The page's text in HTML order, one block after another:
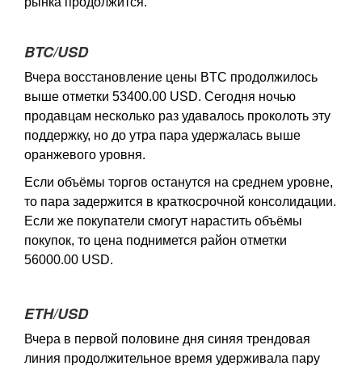
BTC/USD
Вчера восстановление цены BTC продолжилось
выше отметки 53400.00 USD. Сегодня ночью
продавцам несколько раз удавалось проколоть эту
поддержку, но до утра пара удержалась выше
оранжевого уровня.
Если объёмы торгов останутся на среднем уровне,
то пара задержится в краткосрочной консолидации.
Если же покупатели смогут нарастить объёмы
покупок, то цена поднимется район отметки
56000.00 USD.
ETH/USD
Вчера в первой половине дня синяя трендовая
линия продолжительное время удерживала пару